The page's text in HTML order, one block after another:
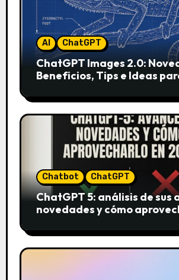
AI ChatGPT
ChatGPT Images 2.0:
Beneficios, Tips e Ideas
Chatbot ChatGPT
ChatGPT 5: análisis de sus
novedades y cómo